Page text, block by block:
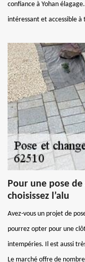
confiance à Yohan
intéressant et accessible à
Pour une pose
choisissez l’alu
Avez-vous un projet de
pourrez opter pour une
intempéries. Il est aussi
Le marché offre de